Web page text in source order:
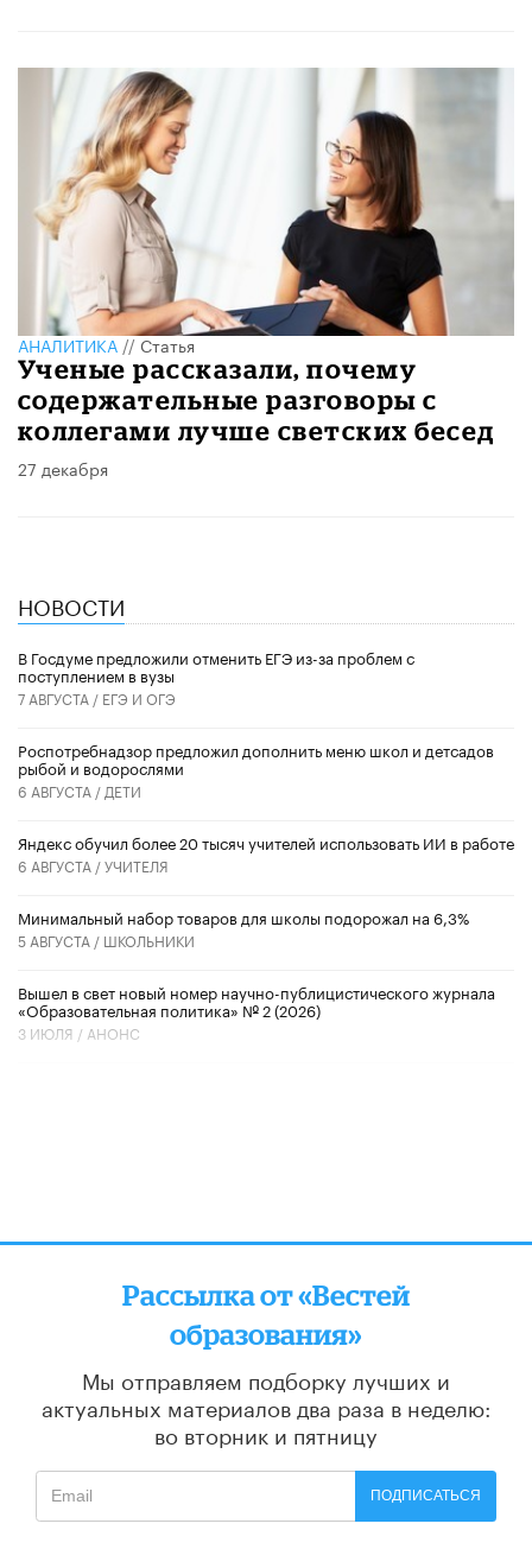
АНАЛИТИКА//Статья
Ученые рассказали, почему
содержательные разговоры с
коллегами лучше светских бесед
27 декабря
НОВОСТИ
В Госдуме предложили отменить ЕГЭ из-за проблем с
поступлением в вузы
7 АВГУСТА / ЕГЭ И ОГЭ
Роспотребнадзор предложил дополнить меню школ и детсадов
рыбой и водорослями
6 АВГУСТА / ДЕТИ
​Яндекс обучил более 20 тысяч учителей использовать ИИ в работе
6 АВГУСТА /УЧИТЕЛЯ
Минимальный набор товаров для школы подорожал на 6,3%
5 АВГУСТА / ШКОЛЬНИКИ
Вышел в свет новый номер научно-публицистического журнала
«Образовательная политика» № 2 (2026)
3 ИЮЛЯ / АНОНС
Рассылка от «Вестей
образования»
Мы отправляем подборку лучших и
актуальных материалов два раза в неделю:
во вторник и пятницу
ПОДПИСАТЬСЯ